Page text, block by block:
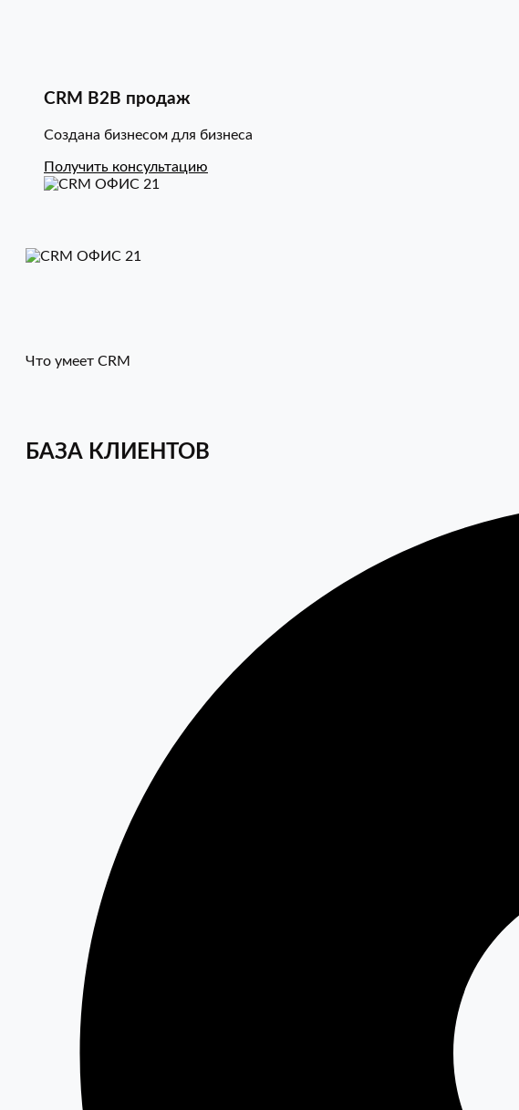
CRM B2B продаж
Создана бизнесом для бизнеса
Получить консультацию
Что умеет CRM
БАЗА КЛИЕНТОВ